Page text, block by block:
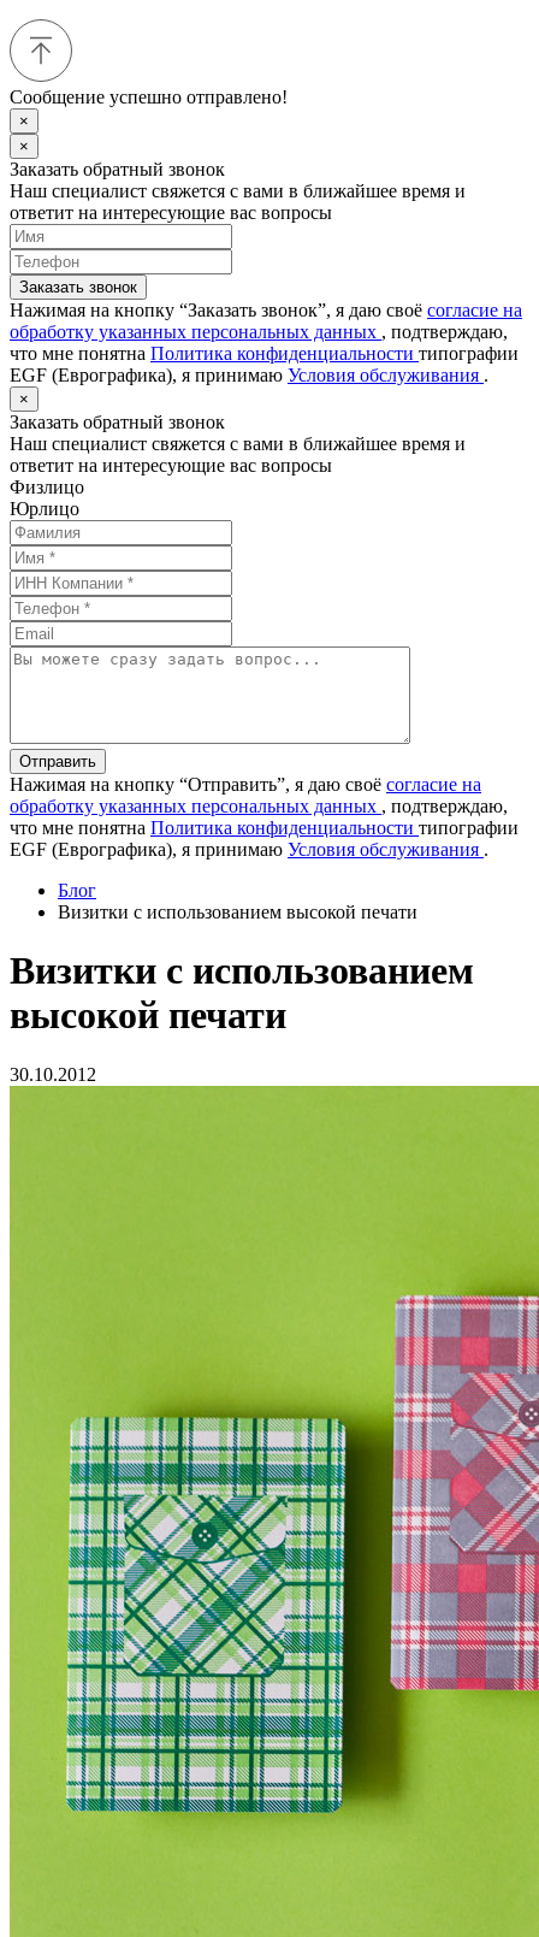
Сообщение успешно отправлено!
×
×
Заказать обратный звонок
Наш специалист свяжется с вами в ближайшее время и
ответит на интересующие вас вопросы
Заказать звонок
Нажимая на кнопку “Заказать звонок”, я даю своё согласие на
обработку указанных персональных данных , подтверждаю,
что мне понятна Политика конфиденциальности типографии
EGF (Еврографика), я принимаю Условия обслуживания .
×
Заказать обратный звонок
Наш специалист свяжется с вами в ближайшее время и
ответит на интересующие вас вопросы
Физлицо
Юрлицо
Отправить
Нажимая на кнопку “Отправить”, я даю своё согласие на
обработку указанных персональных данных , подтверждаю,
что мне понятна Политика конфиденциальности типографии
EGF (Еврографика), я принимаю Условия обслуживания .
Блог
Визитки с использованием высокой печати
Визитки с использованием
высокой печати
30.10.2012